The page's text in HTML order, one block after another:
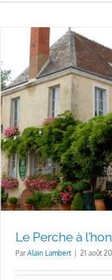
Le Perche à
ParAlain Lambert 21 août